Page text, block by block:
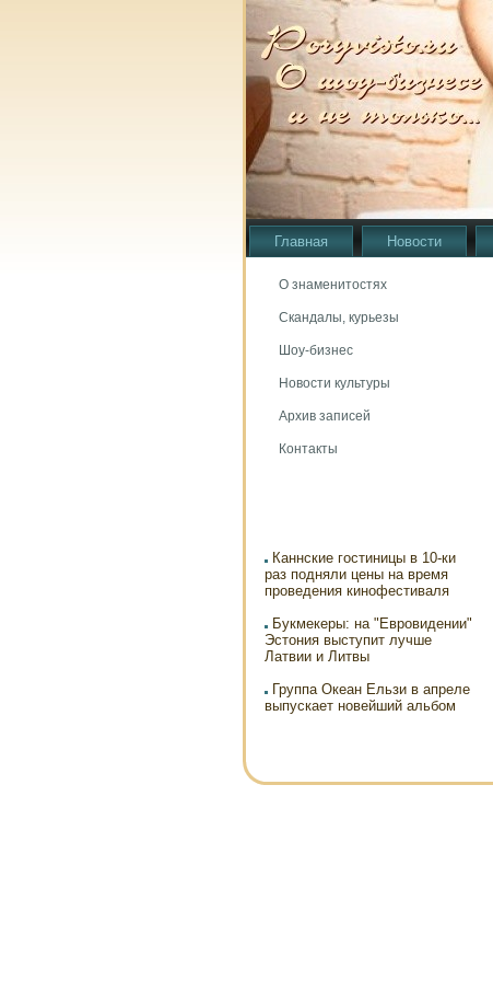
Главная Новости
О знаменитостях
Скандалы, курьезы
Шоу-бизнес
Новости культуры
Архив записей
Контакты
Каннские гостиницы в 10-ки
раз подняли цены на время
проведения кинофестиваля
Букмекеры: на "Евровидении"
Эстония выступит лучше
Латвии и Литвы
Группа Океан Ельзи в апреле
выпускает новейший альбом